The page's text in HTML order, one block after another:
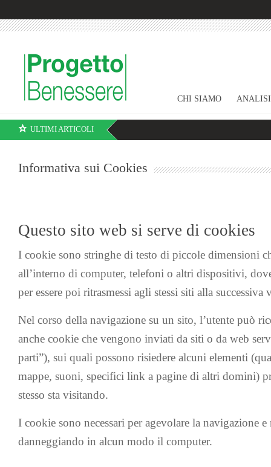
CHI SIAMO ANALISI
ULTIMI ARTICOLI
Informativa sui Cookies
Questo sito web si serve di cookies
I cookie sono stringhe di testo di piccole dimensioni
all’interno di computer, telefoni o altri dispositivi,
per essere poi ritrasmessi agli stessi siti alla successiva
Nel corso della navigazione su un sito, l’utente può
anche cookie che vengono inviati da siti o da web
parti”), sui quali possono risiedere alcuni elementi
mappe, suoni, specifici link a pagine di altri domini)
stesso sta visitando.
I cookie sono necessari per agevolare la navigazione
danneggiando in alcun modo il computer.